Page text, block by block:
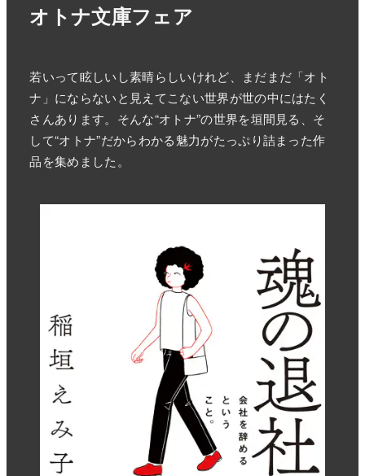
オトナ文庫フェア
若いって眩しいし素晴らしいけれど、まだまだ「オト
ナ」にならないと見えてこない世界が世の中にはたく
さんあります。そんな“オトナ”の世界を垣間見る、そ
して“オトナ”だからわかる魅力がたっぷり詰まった作
品を集めました。